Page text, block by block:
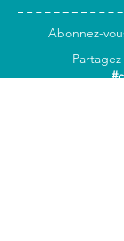
Abonnez-